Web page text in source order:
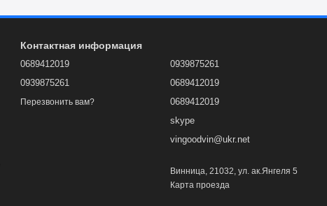
Контактная информация
0689412019
0939875261
Перезвонить вам?
0939875261
0689412019
0689412019
skype
vingoodvin@ukr.net
Винница, 21032, ул. ак.Янгеля 5
Карта проезда